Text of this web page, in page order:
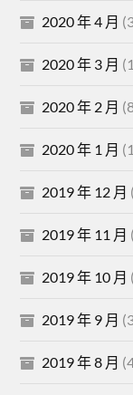
2020 年 4 月
2020 年 3 月
2020 年 2 月
2020 年 1 月
2019 年 12 月
2019 年 11 月
2019 年 10 月
2019 年 9 月
2019 年 8 月